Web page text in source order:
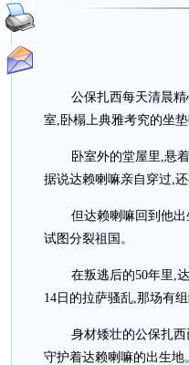
公保扎西每天清晨
室,卧榻上典雅考究的坐
卧室外的堂屋里,悬
据说达赖喇嘛亲自穿过,
但达赖喇嘛回到他
试图分裂祖国。
在叛逃后的50年里,
14日的拉萨骚乱,那场有
身材矮壮的公保扎
守护着达赖喇嘛的出生地